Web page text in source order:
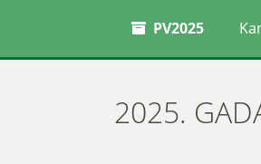
PV2025
2025.